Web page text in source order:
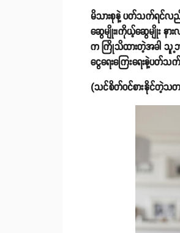
မိသားစုနဲ့ ပတ်သက်ရင်လ
ဆွေမျိုး၊ကိုယ့်ဆွေမျိုး
က ကြိုသိထားတဲ့အခါ သူ့ဘ
ငွေရေးကြေးရေးနဲ့ပတ်
(သင်စိတ်ဝင်စားနိုင်တဲ့သ